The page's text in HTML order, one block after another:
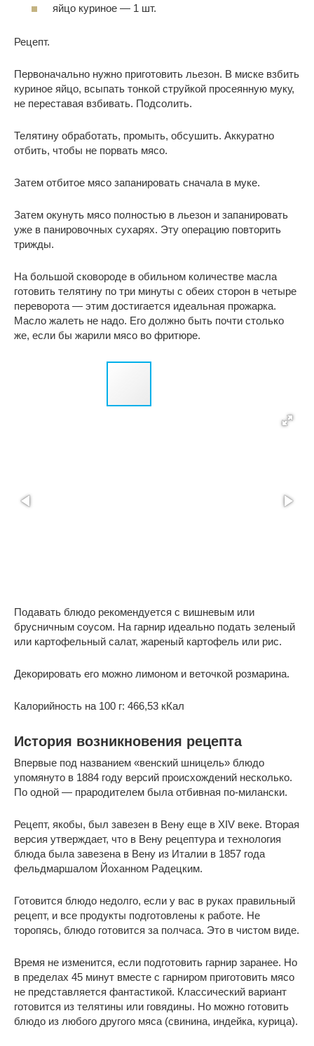
яйцо куриное — 1 шт.
Рецепт.
Первоначально нужно приготовить льезон. В миске взбить
куриное яйцо, всыпать тонкой струйкой просеянную муку,
не переставая взбивать. Подсолить.
Телятину обработать, промыть, обсушить. Аккуратно
отбить, чтобы не порвать мясо.
Затем отбитое мясо запанировать сначала в муке.
Затем окунуть мясо полностью в льезон и запанировать
уже в панировочных сухарях. Эту операцию повторить
трижды.
На большой сковороде в обильном количестве масла
готовить телятину по три минуты с обеих сторон в четыре
переворота — этим достигается идеальная прожарка.
Масло жалеть не надо. Его должно быть почти столько
же, если бы жарили мясо во фритюре.
Подавать блюдо рекомендуется с вишневым или
брусничным соусом. На гарнир идеально подать зеленый
или картофельный салат, жареный картофель или рис.
Декорировать его можно лимоном и веточкой розмарина.
Калорийность на 100 г: 466,53 кКал
История возникновения рецепта
Впервые под названием «венский шницель» блюдо
упомянуто в 1884 году версий происхождений несколько.
По одной — прародителем была отбивная по-милански.
Рецепт, якобы, был завезен в Вену еще в XIV веке. Вторая
версия утверждает, что в Вену рецептура и технология
блюда была завезена в Вену из Италии в 1857 года
фельдмаршалом Йоханном Радецким.
Готовится блюдо недолго, если у вас в руках правильный
рецепт, и все продукты подготовлены к работе. Не
торопясь, блюдо готовится за полчаса. Это в чистом виде.
Время не изменится, если подготовить гарнир заранее. Но
в пределах 45 минут вместе с гарниром приготовить мясо
не представляется фантастикой. Классический вариант
готовится из телятины или говядины. Но можно готовить
блюдо из любого другого мяса (свинина, индейка, курица).